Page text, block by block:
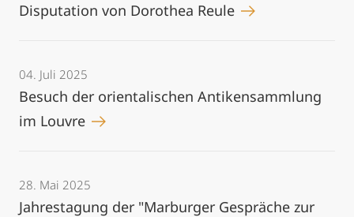
Disputation von Dorothea Reule
04. Juli 2025
Besuch der orientalischen Antikensammlung
im Louvre
28. Mai 2025
Jahrestagung der "Marburger Gespräche zur